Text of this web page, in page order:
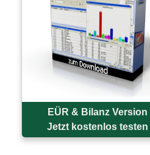
EÜR & Bilanz Version
Jetzt kostenlos testen